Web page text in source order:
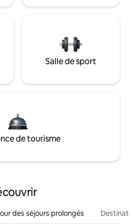
Salle de sport
de tourisme
des séjours prolongés